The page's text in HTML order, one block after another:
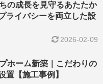
の成長を見守るあたたか
ライバシーを両立した設
2026-02-09
ホーム新築｜こだわりの
置【施工事例】